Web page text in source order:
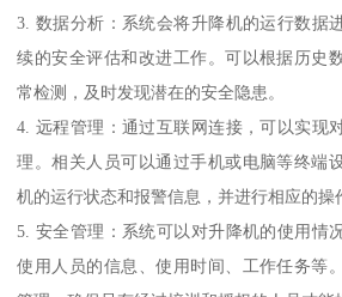
3. 数据分析：系统会将升降机的运行数据
续的安全评估和改进工作。可以根据历史
常检测，及时发现潜在的安全隐患。
4. 远程管理：通过互联网连接，可以实现
理。相关人员可以通过手机或电脑等终端
机的运行状态和报警信息，并进行相应的操
5. 安全管理：系统可以对升降机的使用情
使用人员的信息、使用时间、工作任务等